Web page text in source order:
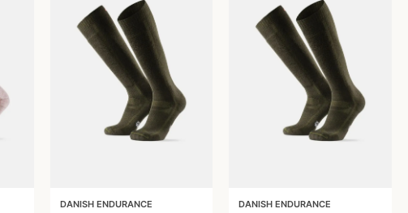
DANISH ENDURANCE DANISH ENDURANCE